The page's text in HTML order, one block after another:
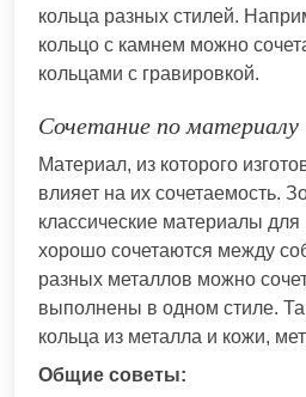
кольца разных стилей.
кольцо с камнем можно
кольцами с гравировкой.
Сочетание по материалу
Материал, из которого
влияет на их сочетаемость.
классические материалы для
хорошо сочетаются между
разных металлов можно
выполнены в одном стиле.
кольца из металла и кожи,
Общие советы: